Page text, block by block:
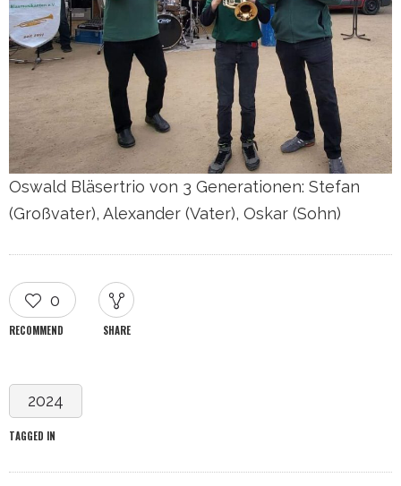
0
RECOMMEND SHARE
2024
TAGGED IN
LEAVE A REPLY
Name
Comment